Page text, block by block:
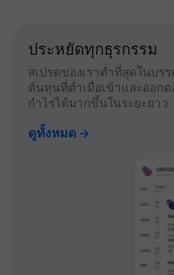
ประหยัดทุกธุรกรรม
สเปรดของเราต่ำที่สุดในบร
ต้นทุนที่ต่ำเมื่อเข้าและออก
กำไรได้มากขึ้นในระยะยาว
ดูทั้งหมด